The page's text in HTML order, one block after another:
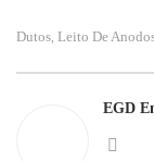
Dutos, Leito De
EGD